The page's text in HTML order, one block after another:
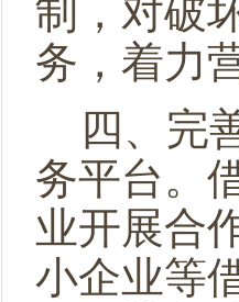
制，对破
务，着力
四、完
务平台。
业开展合
小企业等